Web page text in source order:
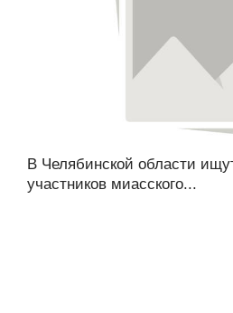
В Челябинской области
участников миасского...